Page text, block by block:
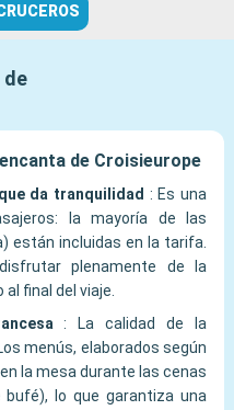
de
de Croisieurope
da tranquilidad : Es una
la mayoría de las
están incluidas en la tarifa.
plenamente de la
final del viaje.
:
La calidad de la
menús, elaborados según
la mesa durante las cenas
bufé), lo que garantiza una